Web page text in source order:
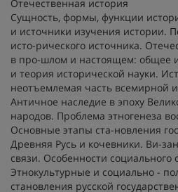
Отечественная история
Сущность, формы, функции
и источники изучения истории.
исто-рического источника.
в про-шлом и настоящем: общее
и теория исторической науки.
неотъемлемая часть всемирной
Античное наследие в эпоху
народов. Проблема этногенеза
Основные этапы ста-новления
Древняя Русь и кочевники. Ви-
связи. Особенности социального
Этнокультурные и социально -
становления русской